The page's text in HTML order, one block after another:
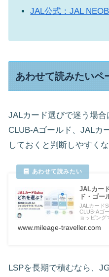
JAL公式：JAL
あわせて読みたいペ
JALカード選びで迷う場合
CLUB-Aゴールド、JALカ
しておくと判断しやすくな
JALカー
ド・ゴー
JALカード
CLUB-Aゴ
ョッピング
ト、楽天
作り方まで
www.mileage-traveller.com
LSPを長期で積むなら、